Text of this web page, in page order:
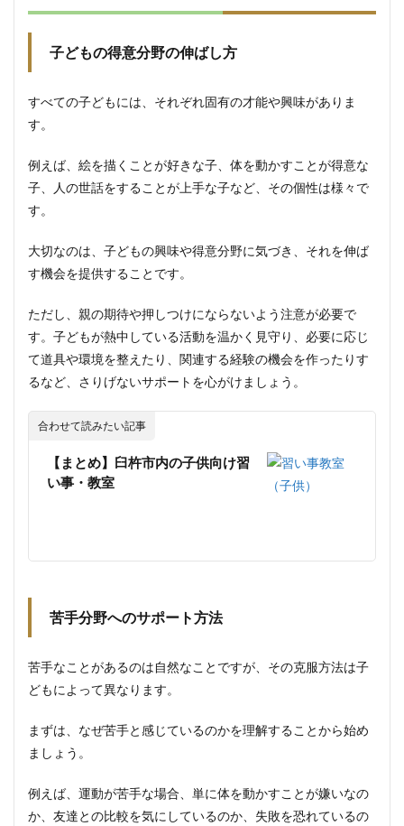
子どもの得意分野の伸ばし方
すべての子どもには、それぞれ固有の才能や興味がありま
す。
例えば、絵を描くことが好きな子、体を動かすことが得意な
子、人の世話をすることが上手な子など、その個性は様々で
す。
大切なのは、子どもの興味や得意分野に気づき、それを伸ば
す機会を提供することです。
ただし、親の期待や押しつけにならないよう注意が必要で
す。子どもが熱中している活動を温かく見守り、必要に応じ
て道具や環境を整えたり、関連する経験の機会を作ったりす
るなど、さりげないサポートを心がけましょう。
合わせて読みたい記事
【まとめ】臼杵市内の子供向け習
い事・教室
苦手分野へのサポート方法
苦手なことがあるのは自然なことですが、その克服方法は子
どもによって異なります。
まずは、なぜ苦手と感じているのかを理解することから始め
ましょう。
例えば、運動が苦手な場合、単に体を動かすことが嫌いなの
か、友達との比較を気にしているのか、失敗を恐れているの